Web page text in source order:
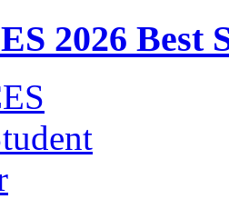
2026 Best